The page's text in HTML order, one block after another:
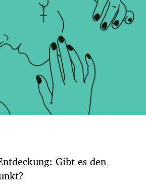
Gibt es den